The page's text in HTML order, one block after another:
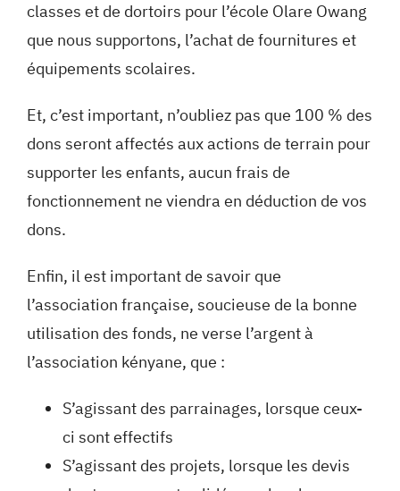
classes et de dortoirs pour l’école Olare Owang
que nous supportons, l’achat de fournitures et
équipements scolaires.
Et, c’est important, n’oubliez pas que 100 % des
dons seront affectés aux actions de terrain pour
supporter les enfants, aucun frais de
fonctionnement ne viendra en déduction de vos
dons.
Enfin, il est important de savoir que
l’association française, soucieuse de la bonne
utilisation des fonds, ne verse l’argent à
l’association kényane, que :
S’agissant des parrainages, lorsque ceux-
ci sont effectifs
S’agissant des projets, lorsque les devis